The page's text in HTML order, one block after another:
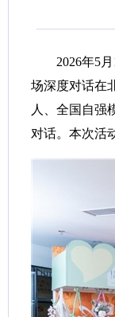
2026年5月
场深度对话在
人、全国自强
对话。本次活